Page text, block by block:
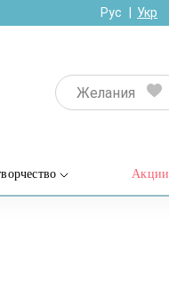
Рус Укр
Желания
Акции